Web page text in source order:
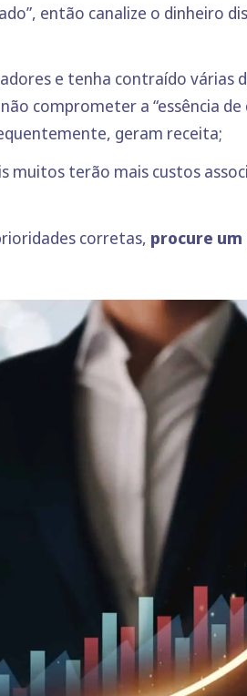
então canalize o dinheiro
e tenha contraído várias
comprometer a “essência
geram receita;
muitos terão mais custos
corretas, procure